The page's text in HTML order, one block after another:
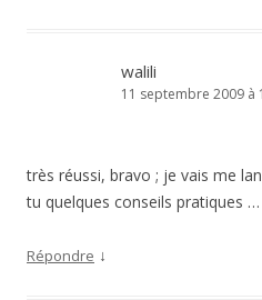
walili
11 septembre 2009 à
très réussi, bravo ; je vais me
tu quelques conseils pratiques …
Répondre ↓